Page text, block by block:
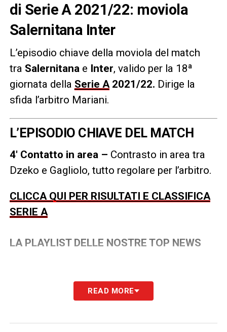
di Serie A 2021/22: moviola
Salernitana Inter
L’episodio chiave della moviola del match
tra Salernitana e Inter, valido per la 18ª
giornata della Serie A2021/22. Dirige la
sfida l’arbitro Mariani.
L’EPISODIO CHIAVE DEL MATCH
4′ Contatto in area – Contrasto in area tra
Dzeko e Gagliolo, tutto regolare per l’arbitro.
CLICCA QUI PER RISULTATI E CLASSIFICA
SERIE A
LA PLAYLIST DELLE NOSTRE TOP NEWS
READ MORE